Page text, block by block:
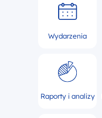
Wydarzenia
Raporty i analizy